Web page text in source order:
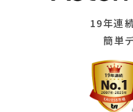
19年連
簡単